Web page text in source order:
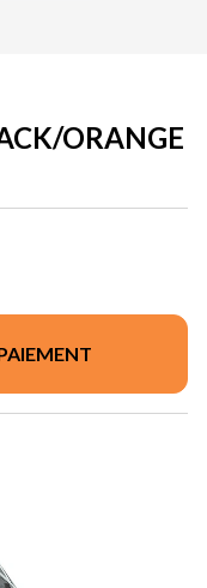
ORANGE